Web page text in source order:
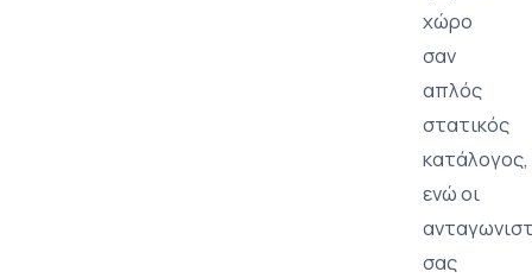
χώρο
σαν
απλός
στατικός
κατάλογος,
ενώ οι
σας